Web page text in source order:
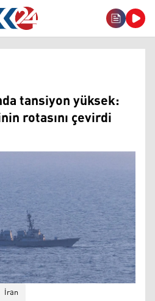
tansiyon yüksek:
rotasını çevirdi
İran